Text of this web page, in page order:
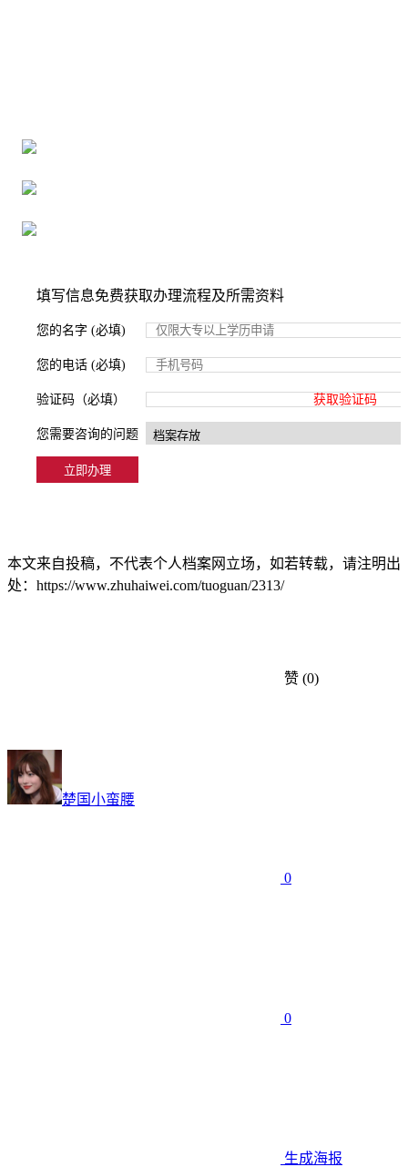
填写信息免费获取办理流程及所需资料
您的名字 (必填)
您的电话 (必填)
验证码（必填） 获取验证码
您需要咨询的问题
本文来自投稿，不代表个人档案网立场，如若转载，请注明出
处：https://www.zhuhaiwei.com/tuoguan/2313/
赞 (0)
楚国小蛮腰
0
0
生成海报